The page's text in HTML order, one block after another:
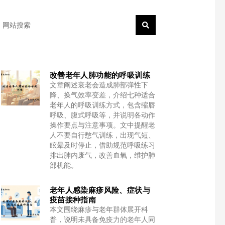
改善老年人肺功能的呼吸训练
文章阐述衰老会造成肺部弹性下
降、换气效率变差，介绍七种适合
老年人的呼吸训练方式，包含缩唇
呼吸、腹式呼吸等，并说明各动作
操作要点与注意事项。文中提醒老
人不要自行憋气训练，出现气短、
眩晕及时停止，借助规范呼吸练习
排出肺内废气，改善血氧，维护肺
部机能。
老年人感染麻疹风险、症状与
疫苗接种指南
本文围绕麻疹与老年群体展开科
普，说明未具备免疫力的老年人同